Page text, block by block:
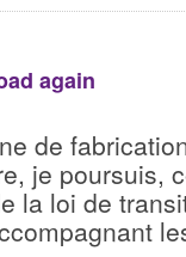
again
de
je poursuis,
la loi de